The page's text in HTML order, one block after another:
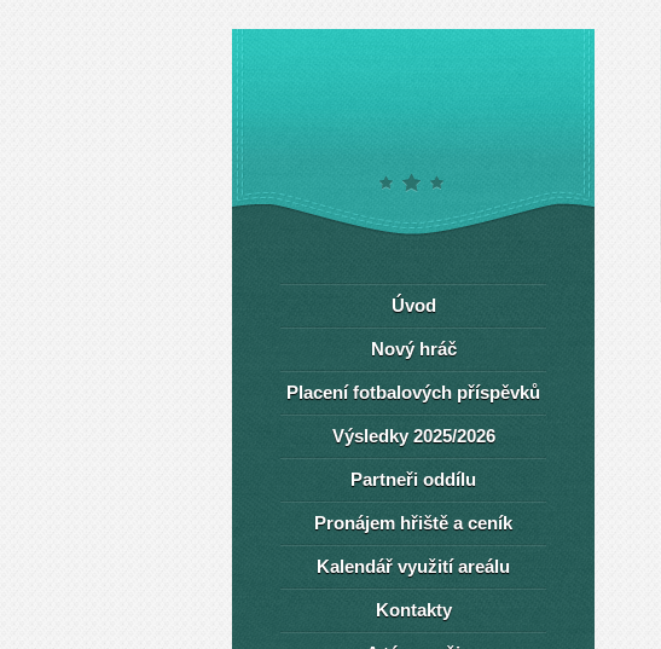
Úvod
Nový hráč
Placení fotbalových příspěvků
Výsledky 2025/2026
Partneři oddílu
Pronájem hřiště a ceník
Kalendář využití areálu
Kontakty